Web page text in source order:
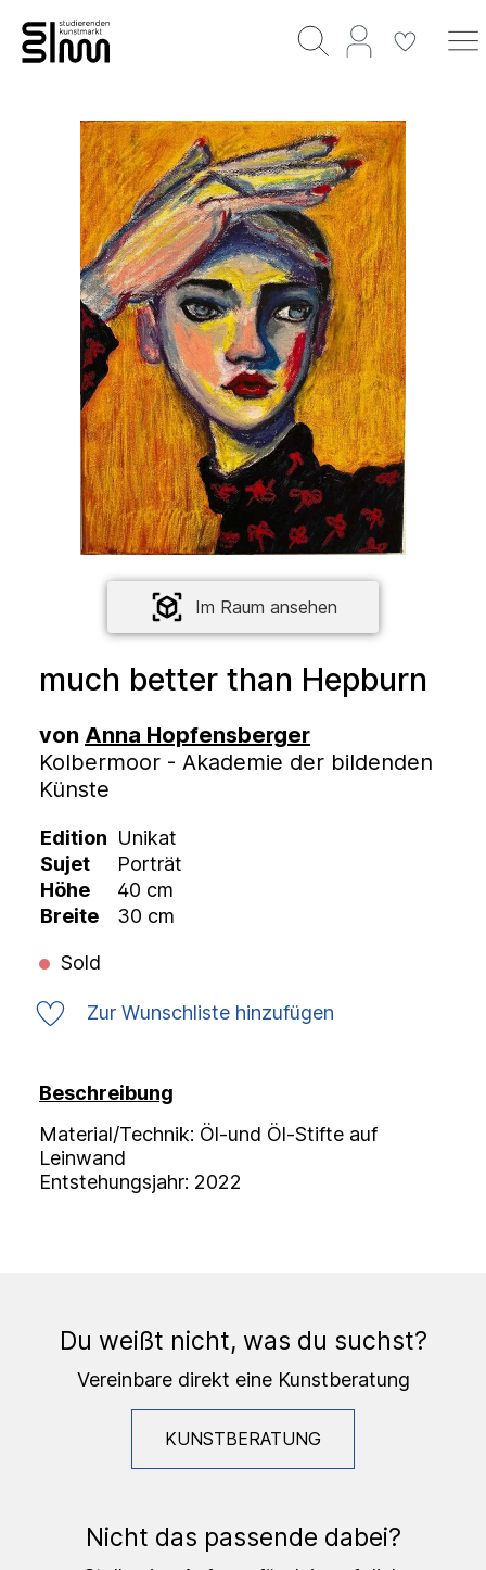
Im Raum ansehen
much better than Hepburn
von Anna Hopfensberger
Kolbermoor - Akademie der bildenden
Künste
Edition Unikat
Sujet
Porträt
Höhe
40 cm
Breite
30 cm
Sold
Zur Wunschliste hinzufügen
Beschreibung
Material/Technik: Öl-und Öl-Stifte auf
Leinwand
Entstehungsjahr: 2022
Du weißt nicht, was du suchst?
Vereinbare direkt eine Kunstberatung
KUNSTBERATUNG
Nicht das passende dabei?